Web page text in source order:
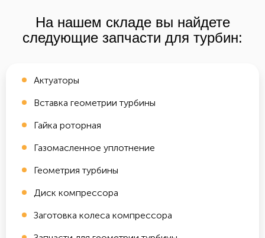
На нашем складе вы найдете
следующие запчасти для турбин:
Актуаторы
Вставка геометрии турбины
Гайка роторная
Газомасленное уплотнение
Геометрия турбины
Диск компрессора
Заготовка колеса компрессора